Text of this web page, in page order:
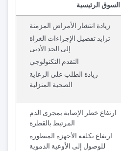
الرئيسية
زيادة انتشار الأمراض المزمنة
تزايد تفضيل الإجراءات الغزاة
إلى الحد الأدنى
التقدم التكنولوجي
زيادة الطلب على الرعاية
الصحية المنزلية
ارتفاع خطر الإصابة بمجرى الدم
المرتبط بالقطرة
ارتفاع تكلفة الأجهزة المتطورة
للوصول إلى الأوعية الدموية